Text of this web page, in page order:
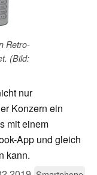
Retro-
(Bild:
nur
Konzern ein
mit einem
App und gleich
kann.